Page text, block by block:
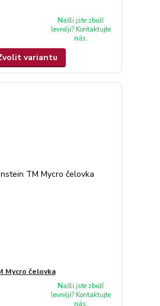
Našli jste zboží
levněji? Kontaktujte
nás.
variantu
Mycro čelovka
Našli jste zboží
levněji? Kontaktujte
nás.